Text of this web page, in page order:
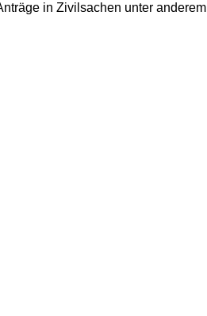
in Zivilsachen unter anderem